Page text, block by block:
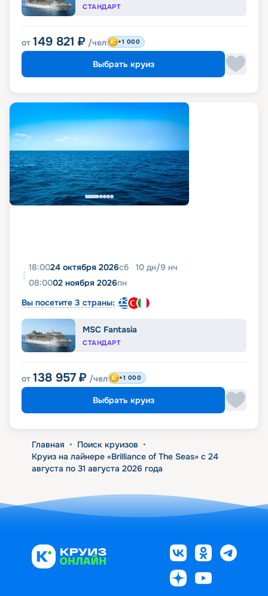
СТАНДАРТ
от 149 821 ₽ /чел +1 000
Выбрать круиз
18:0024 октября 2026сб 10 дн/9 нч
08:0002 ноября 2026пн
Вы посетите 3 страны:
MSC Fantasia
СТАНДАРТ
от 138 957 ₽ /чел +1 000
Выбрать круиз
Главная • Поиск круизов •
Круиз на лайнере «Brilliance of The Seas» с 24
августа по 31 августа 2026 года